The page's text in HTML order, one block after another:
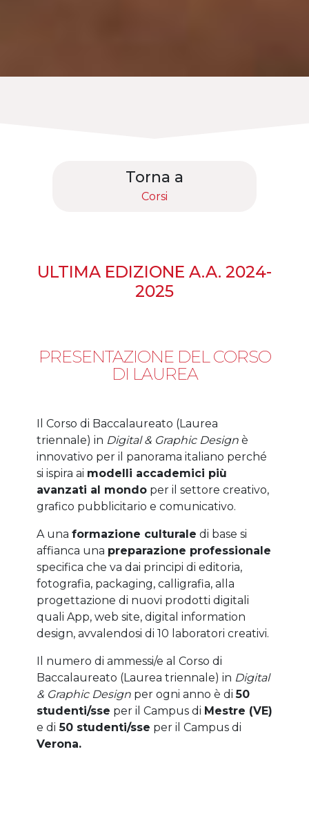
Torna a
Corsi
ULTIMA EDIZIONE A.A. 2024-
2025
PRESENTAZIONE DEL CORSO
DI LAUREA
Il Corso di Baccalaureato (Laurea
triennale) in Digital & Graphic Designè
innovativo per il panorama italiano perché
si ispira ai modelli accademici più
avanzati al mondoper il settore creativo,
grafico pubblicitario e comunicativo.
A una formazione culturale di base si
affianca una preparazione professionale
specifica che va dai principi di editoria,
fotografia, packaging, calligrafia, alla
progettazione di nuovi prodotti digitali
quali App, web site, digital information
design, avvalendosi di 10 laboratori creativi.
Il numero di ammessi/e al Corso di
Baccalaureato (Laurea triennale) in Digital
& Graphic Designper ogni anno è di50
studenti/sse per il Campus di Mestre (VE)
e di 50 studenti/sse per il Campus di
Verona.